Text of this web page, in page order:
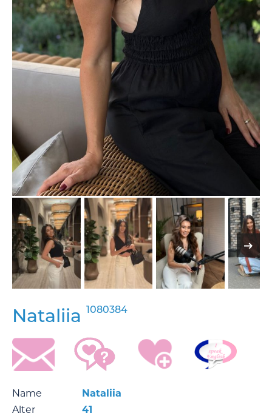
Nataliia 1080384
Name
Nataliia
Alter
41